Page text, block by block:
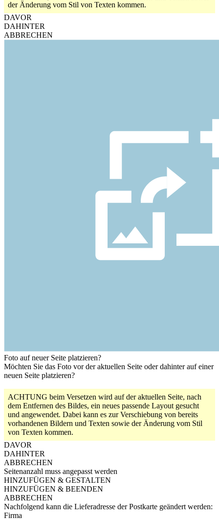
der Änderung vom Stil von Texten kommen.
DAVOR
DAHINTER
ABBRECHEN
Foto auf neuer Seite platzieren?
Möchten Sie das Foto vor der aktuellen Seite oder dahinter auf einer
neuen Seite platzieren?
ACHTUNG beim Versetzen wird auf der aktuellen Seite, nach
dem Entfernen des Bildes, ein neues passende Layout gesucht
und angewendet. Dabei kann es zur Verschiebung von bereits
vorhandenen Bildern und Texten sowie der Änderung vom Stil
von Texten kommen.
DAVOR
DAHINTER
ABBRECHEN
Seitenanzahl muss angepasst werden
HINZUFÜGEN & GESTALTEN
HINZUFÜGEN & BEENDEN
ABBRECHEN
Nachfolgend kann die Lieferadresse der Postkarte geändert werden:
Firma